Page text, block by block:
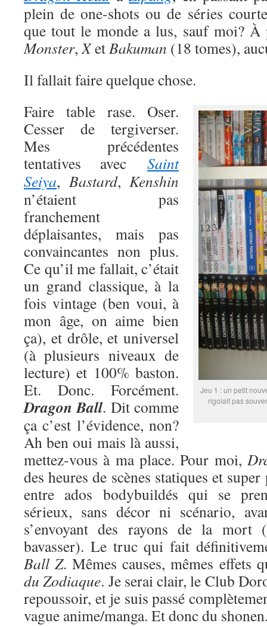
plein de one-shots ou de séries
que tout le monde a lus, sauf moi?
Monster,XetBakuman (18 tomes),
Il fallait faire quelque chose.
Jeu 1 : un petit
rigolait pas
Faire table rase. Oser.
Cesser de tergiverser.
Mes précédentes
tentatives avec Saint
Seiya, Bastard, Kenshin
n’étaient pas
franchement
déplaisantes, mais pas
convaincantes non plus.
Ce qu’il me fallait, c’était
un grand classique, à la
fois vintage (ben voui, à
mon âge, on aime bien
ça), et drôle, et universel
(à plusieurs niveaux de
lecture) et 100% baston.
Et. Donc. Forcément.
Dragon Ball. Dit comme
ça c’est l’évidence, non?
Ah ben oui mais là aussi,
mettez-vous à ma place. Pour moi,
des heures de scènes statiques et
entre ados bodybuildés qui se
sérieux, sans décor ni scénario,
s’envoyant des rayons de la mort
bavasser). Le truc qui fait
Ball Z. Mêmes causes, mêmes effets
du Zodiaque. Je serai clair, le Club
repoussoir, et je suis passé
vague anime/manga. Et donc du